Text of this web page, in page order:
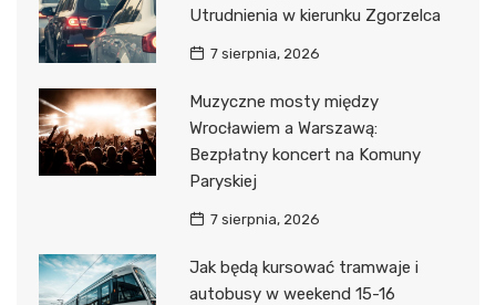
Utrudnienia w kierunku Zgorzelca
7 sierpnia, 2026
Muzyczne mosty między
Wrocławiem a Warszawą:
Bezpłatny koncert na Komuny
Paryskiej
7 sierpnia, 2026
Jak będą kursować tramwaje i
autobusy w weekend 15-16